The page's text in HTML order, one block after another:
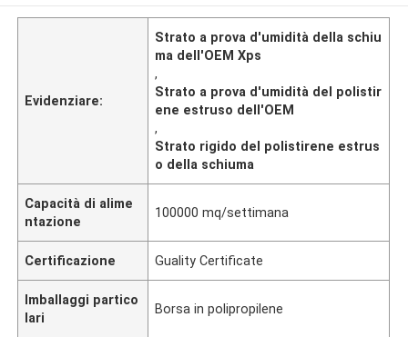
Evidenziare:
Strato a prova d'umidità della schiu
ma dell'OEM Xps
,
Strato a prova d'umidità del polistir
ene estruso dell'OEM
,
Strato rigido del polistirene estrus
o della schiuma
Capacità di alime
ntazione
100000 mq/settimana
Certificazione Guality Certificate
Imballaggi partico
lari
Borsa in polipropilene